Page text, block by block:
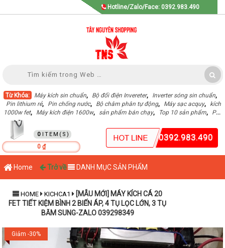
Hotline/Zalo/Face: 0392.983.490
Từ Khóa: Máy kích sin chuẩn, Bộ đổi điện Invereter, Inverter sóng sin chuẩn,
Pin lithium rẻ, Pin chống nước, Bộ châm phân tự động, Máy sạc acquy,
kích
1000w fet, Máy kích điện 1600w, sản phẩm bán chạy, Top 10 sản phẩm,
Pin
Lithium dung lượng cao
0
0 ₫
0392.983.490
Home Trở về DANH MỤC SẢN PHẨM
HOME KICHCA1
[MẪU MỚI] MÁY KÍCH CÁ 20
FET TIẾT KIỆM BÌNH 2 BIẾN ÁP, 4 TỤ LỌC LỚN, 3 TỤ
BĂM SUNG-ZALO 039298349
Giảm -30%